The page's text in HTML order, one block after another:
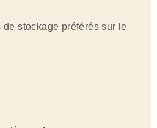
stockage préférés sur le